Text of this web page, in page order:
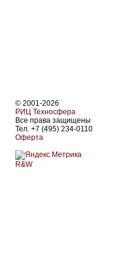
© 2001-2026
РИЦ Техносфера
Все права защищены
Тел. +7 (495) 234-0110
Оферта
R&W